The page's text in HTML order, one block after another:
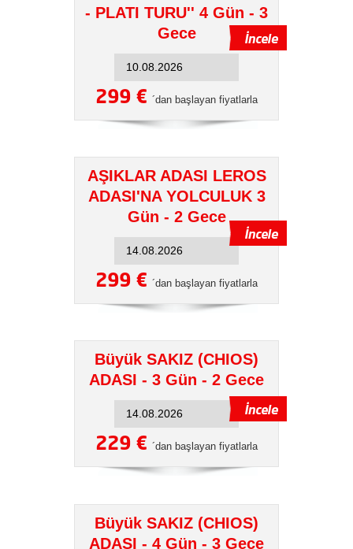
- PLATI TURU'' 4 Gün - 3
Gece
299 € ´dan başlayan fiyatlarla
AŞIKLAR ADASI LEROS
ADASI'NA YOLCULUK 3
Gün - 2 Gece
299 € ´dan başlayan fiyatlarla
Büyük SAKIZ (CHIOS)
ADASI - 3 Gün - 2 Gece
229 € ´dan başlayan fiyatlarla
Büyük SAKIZ (CHIOS)
ADASI - 4 Gün - 3 Gece